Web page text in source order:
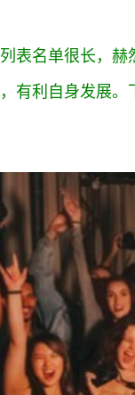
表名单很长，
有利自身发展